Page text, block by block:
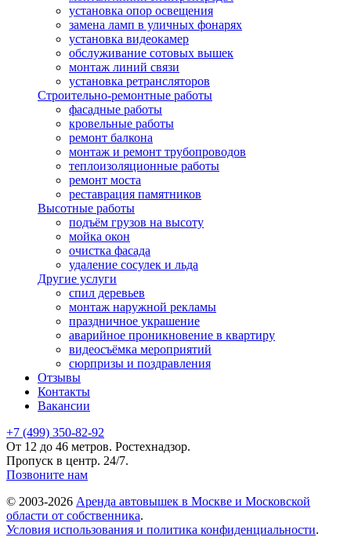
установка опор освещения
замена ламп в уличных фонарях
установка видеокамер
обслуживание сотовых вышек
монтаж линий связи
установка ретрансляторов
Строительно-ремонтные работы
фасадные работы
кровельные работы
ремонт балкона
монтаж и ремонт трубопроводов
теплоизоляционные работы
ремонт моста
реставрация памятников
Высотные работы
подъём грузов на высоту
мойка окон
очистка фасада
удаление сосулек и льда
Другие услуги
спил деревьев
монтаж наружной рекламы
праздничное украшение
аварийное проникновение в квартиру
видеосъёмка мероприятий
сюрпризы и поздравления
Отзывы
Контакты
Вакансии
+7 (499) 350-82-92
От 12 до 46 метров. Ростехнадзор.
Пропуск в центр. 24/7.
Позвоните нам
© 2003-2026 Аренда автовышек в Москве и Московской
области от собственника.
Условия использования и политика конфиденциальности.